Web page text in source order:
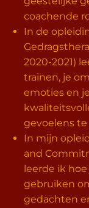
coachende
In de
2020-2021)
trainen, je
emoties en
gevoelens
In mijn
and
leerde ik
gebruiken
gedachten